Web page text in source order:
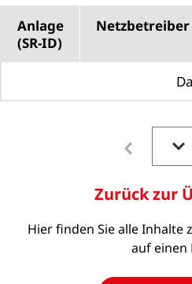
Anlage
(SR-ID)
Netzbetreiber
Zurück zur
Hier finden Sie alle Inhalte
auf einen